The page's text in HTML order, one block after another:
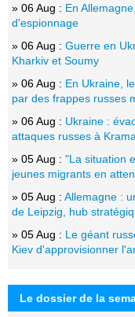
» 06 Aug : En
d'espionnage
» 06 Aug : Guerre en
Kharkiv et Soumy
» 06 Aug : En Ukraine,
par des frappes russes
» 06 Aug : Ukraine :
attaques russes à
» 05 Aug : "La situation
jeunes migrants en
» 05 Aug : Allemagne :
de Leipzig, hub
» 05 Aug : Le géant
Kiev d'approvisionner
Le dossier de la